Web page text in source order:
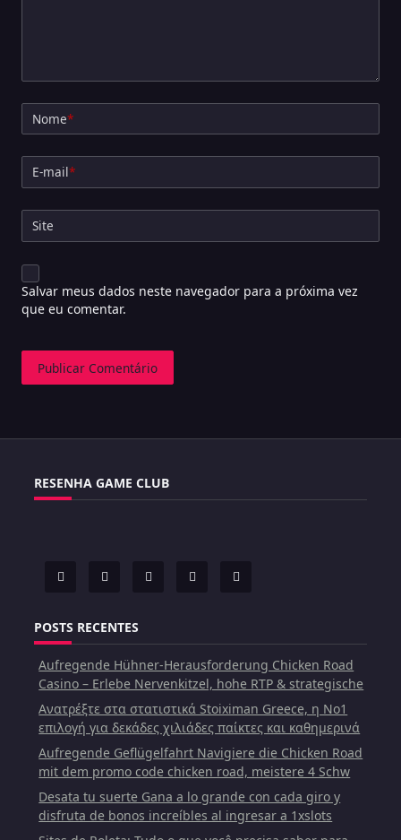
Nome*
E-mail*
Site
Salvar meus dados neste navegador para a próxima vez
que eu comentar.
RESENHA GAME CLUB
POSTS RECENTES
Aufregende Hühner-Herausforderung Chicken Road
Casino – Erlebe Nervenkitzel, hohe RTP & strategische
Ανατρέξτε στα στατιστικά Stoiximan Greece, η Νο1
επιλογή για δεκάδες χιλιάδες παίκτες και καθημερινά
Aufregende Geflügelfahrt Navigiere die Chicken Road
mit dem promo code chicken road, meistere 4 Schw
Desata tu suerte Gana a lo grande con cada giro y
disfruta de bonos increíbles al ingresar a 1xslots